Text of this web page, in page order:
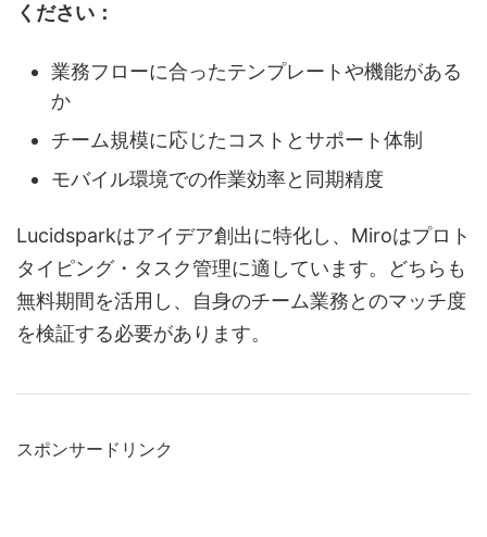
ください：
業務フローに合ったテンプレートや機能がある
か
チーム規模に応じたコストとサポート体制
モバイル環境での作業効率と同期精度
Lucidsparkはアイデア創出に特化し、Miroはプロト
タイピング・タスク管理に適しています。どちらも
無料期間を活用し、自身のチーム業務とのマッチ度
を検証する必要があります。
スポンサードリンク